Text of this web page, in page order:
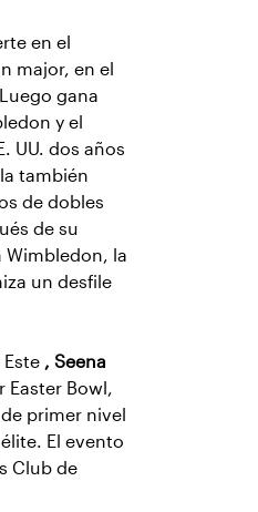
en el
major, en el
gana
y el
UU. dos años
también
de dobles
de su
la
un desfile
Este , Seena
Easter Bowl,
primer nivel
El evento
Club de